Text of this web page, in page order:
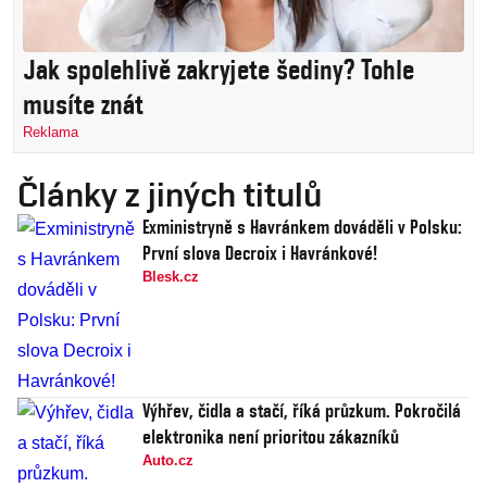
Jak spolehlivě zakryjete šediny? Tohle
musíte znát
Reklama
Články z jiných titulů
Exministryně s Havránkem dováděli v Polsku:
První slova Decroix i Havránkové!
Blesk.cz
Výhřev, čidla a stačí, říká průzkum. Pokročilá
elektronika není prioritou zákazníků
Auto.cz